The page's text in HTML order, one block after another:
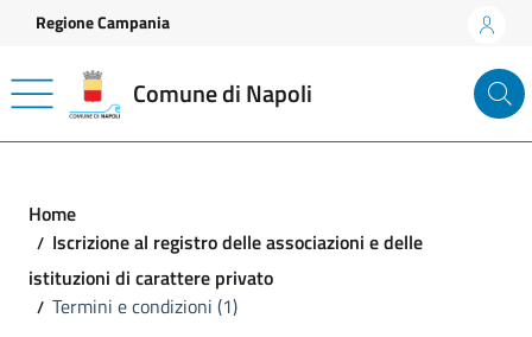
Vai ai contenuti
Vai al footer
Regione Campania
Comune di Napoli
Home
Iscrizione al registro delle associazioni e delle
istituzioni di carattere privato
Termini e condizioni (1)